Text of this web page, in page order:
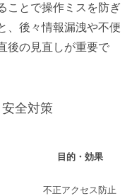
ことで操作ミスを防ぎ
、後々情報漏洩や不便
後の見直しが重要で
全対策
目的・効果
不正アクセス防止